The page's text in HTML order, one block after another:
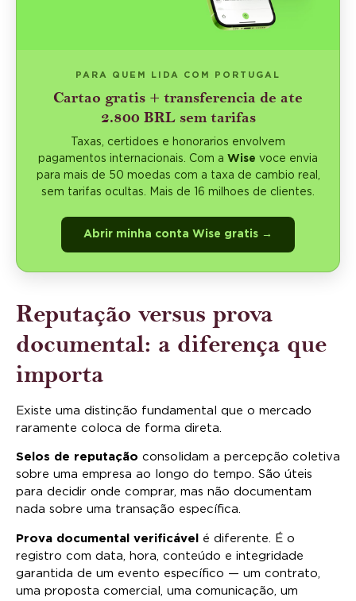
PARA QUEM LIDA COM PORTUGAL
Cartao gratis + transferencia de ate
2.800 BRL sem tarifas
Taxas, certidoes e honorarios envolvem
pagamentos internacionais. Com a Wise voce envia
para mais de 50 moedas com a taxa de cambio real,
sem tarifas ocultas. Mais de 16 milhoes de clientes.
Abrir minha conta Wise gratis →
Reputação versus prova
documental: a diferença que
importa
Existe uma distinção fundamental que o mercado
raramente coloca de forma direta.
Selos de reputação consolidam a percepção coletiva
sobre uma empresa ao longo do tempo. São úteis
para decidir onde comprar, mas não documentam
nada sobre uma transação específica.
Prova documental verificável
é diferente. É o
registro com data, hora, conteúdo e integridade
garantida de um evento específico — um contrato,
uma proposta comercial, uma comunicação, um